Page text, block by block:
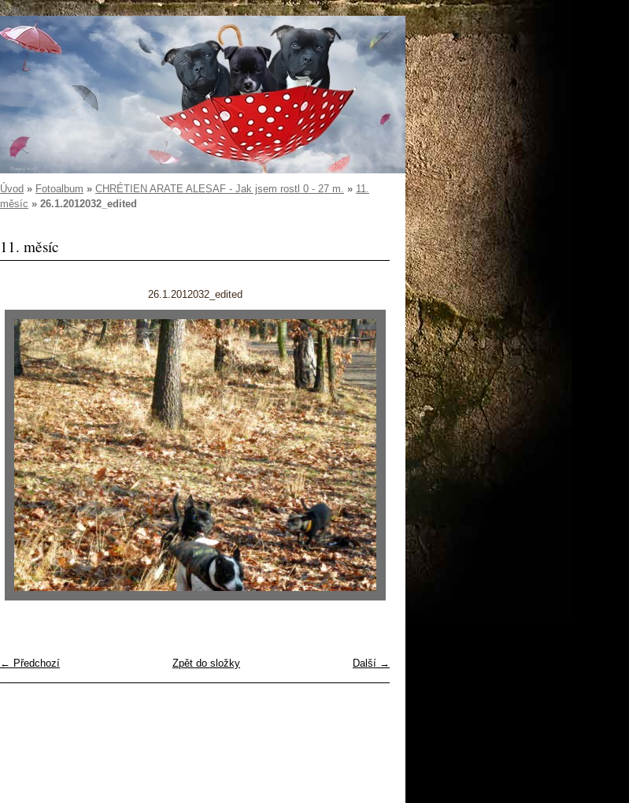
Úvod » Fotoalbum » CHRÉTIEN ARATE ALESAF - Jak jsem rostl 0 - 27 m. » 11.
měsíc » 26.1.2012032_edited
11. měsíc
26.1.2012032_edited
← Předchozí Další →
Zpět do složky